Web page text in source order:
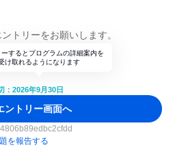
トリーをお願いします。
ーするとプログラムの詳細案内を
け取れるようになります
：2026年9月30日
ントリー画面へ
4806b89edbc2cfdd
を報告する